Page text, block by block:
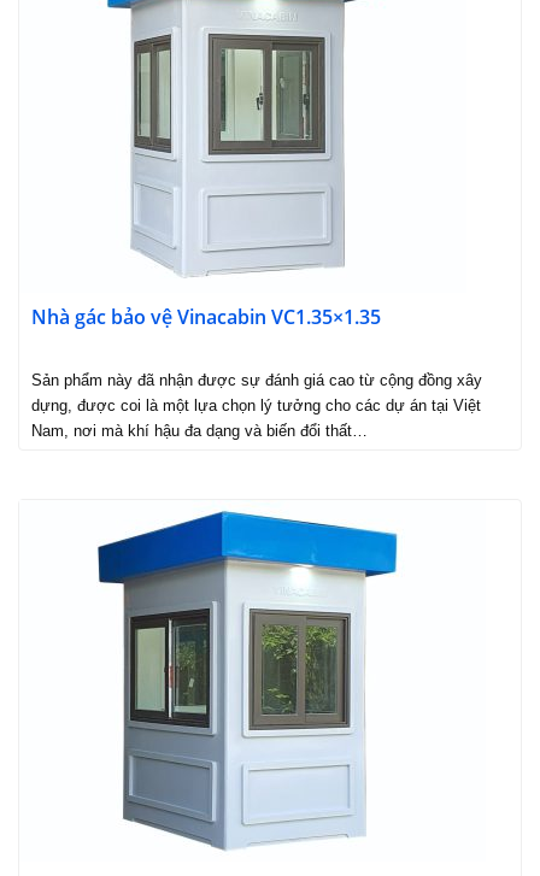
Nhà gác bảo vệ Vinacabin VC1.35×1.35
Sản phẩm này đã nhận được sự đánh giá cao từ cộng đồng xây
dựng, được coi là một lựa chọn lý tưởng cho các dự án tại Việt
Nam, nơi mà khí hậu đa dạng và biến đổi thất…